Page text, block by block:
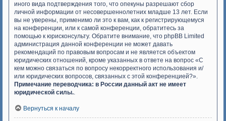
иного вида подтверждения того, что опекуны разрешают сбор
личной информации от несовершеннолетних младше 13 лет. Если
вы не уверены, применимо ли это к вам, как к регистрирующемуся
на конференции, или к самой конференции, обратитесь за
помощью к юрисконсульту. Обратите внимание, что phpBB Limited
администрация данной конференции не может давать
рекомендаций по правовым вопросам и не является объектом
юридических отношений, кроме указанных в ответе на вопрос «С
кем можно связаться по вопросу некорректного использования и/
или юридических вопросов, связанных с этой конференцией?».
Примечание переводчика: в России данный акт не имеет
юридической силы..
Вернуться к началу